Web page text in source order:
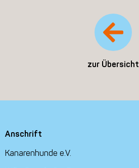
zur Übersicht
Anschrift
Kanarenhunde e.V.